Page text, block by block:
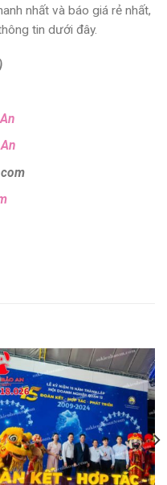
nhất và báo giá rẻ nhất,
tin dưới đây.